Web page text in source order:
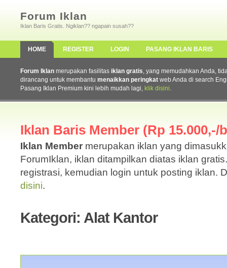
Forum Iklan
Iklan Baris Gratis. Ngiklan?? ngapain susah??
HOME REGISTER LOGIN PASANG IKLAN BARIS
Forum Iklan merupakan fasilitas iklan gratis, yang memudahkan Anda,
dirancang untuk membantu menaikkan peringkat web Anda di search
Pasang Iklan Premium kini lebih mudah lagi, klik disini.
Iklan Baris Member (Rp 15.000,-/
Iklan Member merupakan iklan yang
ForumIklan, iklan ditampilkan diatas iklan
registrasi, kemudian login untuk posting iklan.
disini.
Kategori: Alat Kantor